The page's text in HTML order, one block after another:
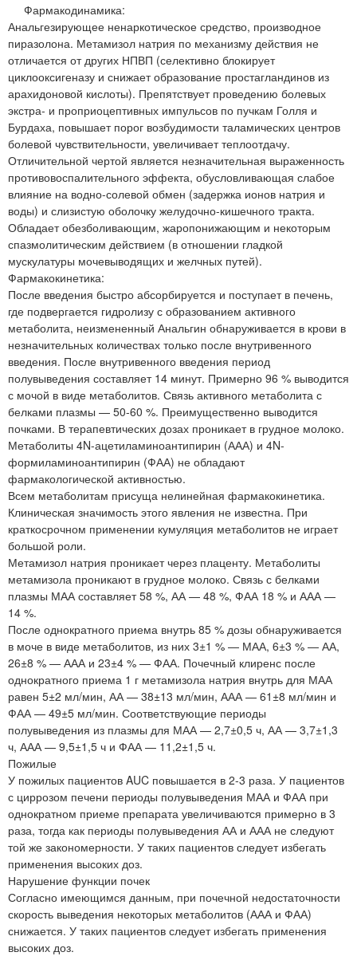
Фармакодинамика:
Анальгезирующее ненаркотическое средство, производное
пиразолона. Метамизол натрия по механизму действия не
отличается от других НПВП (селективно блокирует
циклооксигеназу и снижает образование простагландинов из
арахидоновой кислоты). Препятствует проведению болевых
экстра- и проприоцептивных импульсов по пучкам Голля и
Бурдаха, повышает порог возбудимости таламических центров
болевой чувствительности, увеличивает теплоотдачу.
Отличительной чертой является незначительная выраженность
противовоспалительного эффекта, обусловливающая слабое
влияние на водно-солевой обмен (задержка ионов натрия и
воды) и слизистую оболочку желудочно-кишечного тракта.
Обладает обезболивающим, жаропонижающим и некоторым
спазмолитическим действием (в отношении гладкой
мускулатуры мочевыводящих и желчных путей).
Фармакокинетика:
После введения быстро абсорбируется и поступает в печень,
где подвергается гидролизу с образованием активного
метаболита, неизмененный Анальгин обнаруживается в крови в
незначительных количествах только после внутривенного
введения. После внутривенного введения период
полувыведения составляет 14 минут. Примерно 96 % выводится
с мочой в виде метаболитов. Связь активного метаболита с
белками плазмы — 50-60 %. Преимущественно выводится
почками. В терапевтических дозах проникает в грудное молоко.
Метаболиты 4N-ацетиламиноантипирин (ААА) и 4N-
формиламиноантипирин (ФАА) не обладают
фармакологической активностью.
Всем метаболитам присуща нелинейная фармакокинетика.
Клиническая значимость этого явления не известна. При
краткосрочном применении кумуляция метаболитов не играет
большой роли.
Метамизол натрия проникает через плаценту. Метаболиты
метамизола проникают в грудное молоко. Связь с белками
плазмы МАА составляет 58 %, АА — 48 %, ФАА 18 % и ААА —
14 %.
После однократного приема внутрь 85 % дозы обнаруживается
в моче в виде метаболитов, из них 3±1 % — МАА, 6±3 % — АА,
26±8 % — ААА и 23±4 % — ФАА. Почечный клиренс после
однократного приема 1 г метамизола натрия внутрь для МАА
равен 5±2 мл/мин, АА — 38±13 мл/мин, ААА — 61±8 мл/мин и
ФАА — 49±5 мл/мин. Соответствующие периоды
полувыведения из плазмы для МАА — 2,7±0,5 ч, АА — 3,7±1,3
ч, ААА — 9,5±1,5 ч и ФАА — 11,2±1,5 ч.
Пожилые
У пожилых пациентов AUC повышается в 2-3 раза. У пациентов
с циррозом печени периоды полувыведения МАА и ФАА при
однократном приеме препарата увеличиваются примерно в 3
раза, тогда как периоды полувыведения АА и ААА не следуют
той же закономерности. У таких пациентов следует избегать
применения высоких доз.
Нарушение функции почек
Согласно имеющимся данным, при почечной недостаточности
скорость выведения некоторых метаболитов (ААА и ФАА)
снижается. У таких пациентов следует избегать применения
высоких доз.